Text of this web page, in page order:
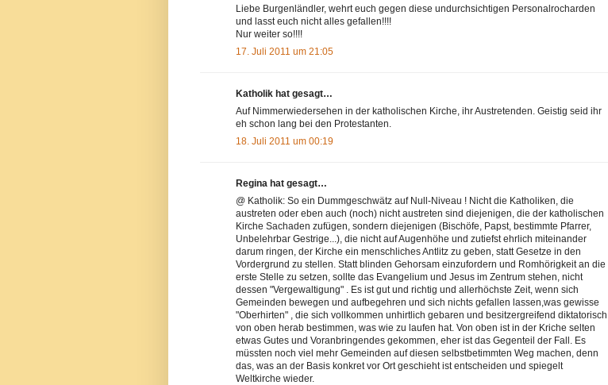
Liebe Burgenländler, wehrt euch gegen diese undurchsichtigen Personalrocharden
und lasst euch nicht alles gefallen!!!!
Nur weiter so!!!!
17. Juli 2011 um 21:05
Katholik hat gesagt…
Auf Nimmerwiedersehen in der katholischen Kirche, ihr Austretenden. Geistig seid ihr
eh schon lang bei den Protestanten.
18. Juli 2011 um 00:19
Regina hat gesagt…
@ Katholik: So ein Dummgeschwätz auf Null-Niveau ! Nicht die Katholiken, die
austreten oder eben auch (noch) nicht austreten sind diejenigen, die der katholischen
Kirche Sachaden zufügen, sondern diejenigen (Bischöfe, Papst, bestimmte Pfarrer,
Unbelehrbar Gestrige...), die nicht auf Augenhöhe und zutiefst ehrlich miteinander
darum ringen, der Kirche ein menschliches Antlitz zu geben, statt Gesetze in den
Vordergrund zu stellen. Statt blinden Gehorsam einzufordern und Romhörigkeit an die
erste Stelle zu setzen, sollte das Evangelium und Jesus im Zentrum stehen, nicht
dessen "Vergewaltigung" . Es ist gut und richtig und allerhöchste Zeit, wenn sich
Gemeinden bewegen und aufbegehren und sich nichts gefallen lassen,was gewisse
"Oberhirten" , die sich vollkommen unhirtlich gebaren und besitzergreifend diktatorisch
von oben herab bestimmen, was wie zu laufen hat. Von oben ist in der Kriche selten
etwas Gutes und Voranbringendes gekommen, eher ist das Gegenteil der Fall. Es
müssten noch viel mehr Gemeinden auf diesen selbstbetimmten Weg machen, denn
das, was an der Basis konkret vor Ort geschieht ist entscheiden und spiegelt
Weltkirche wieder.